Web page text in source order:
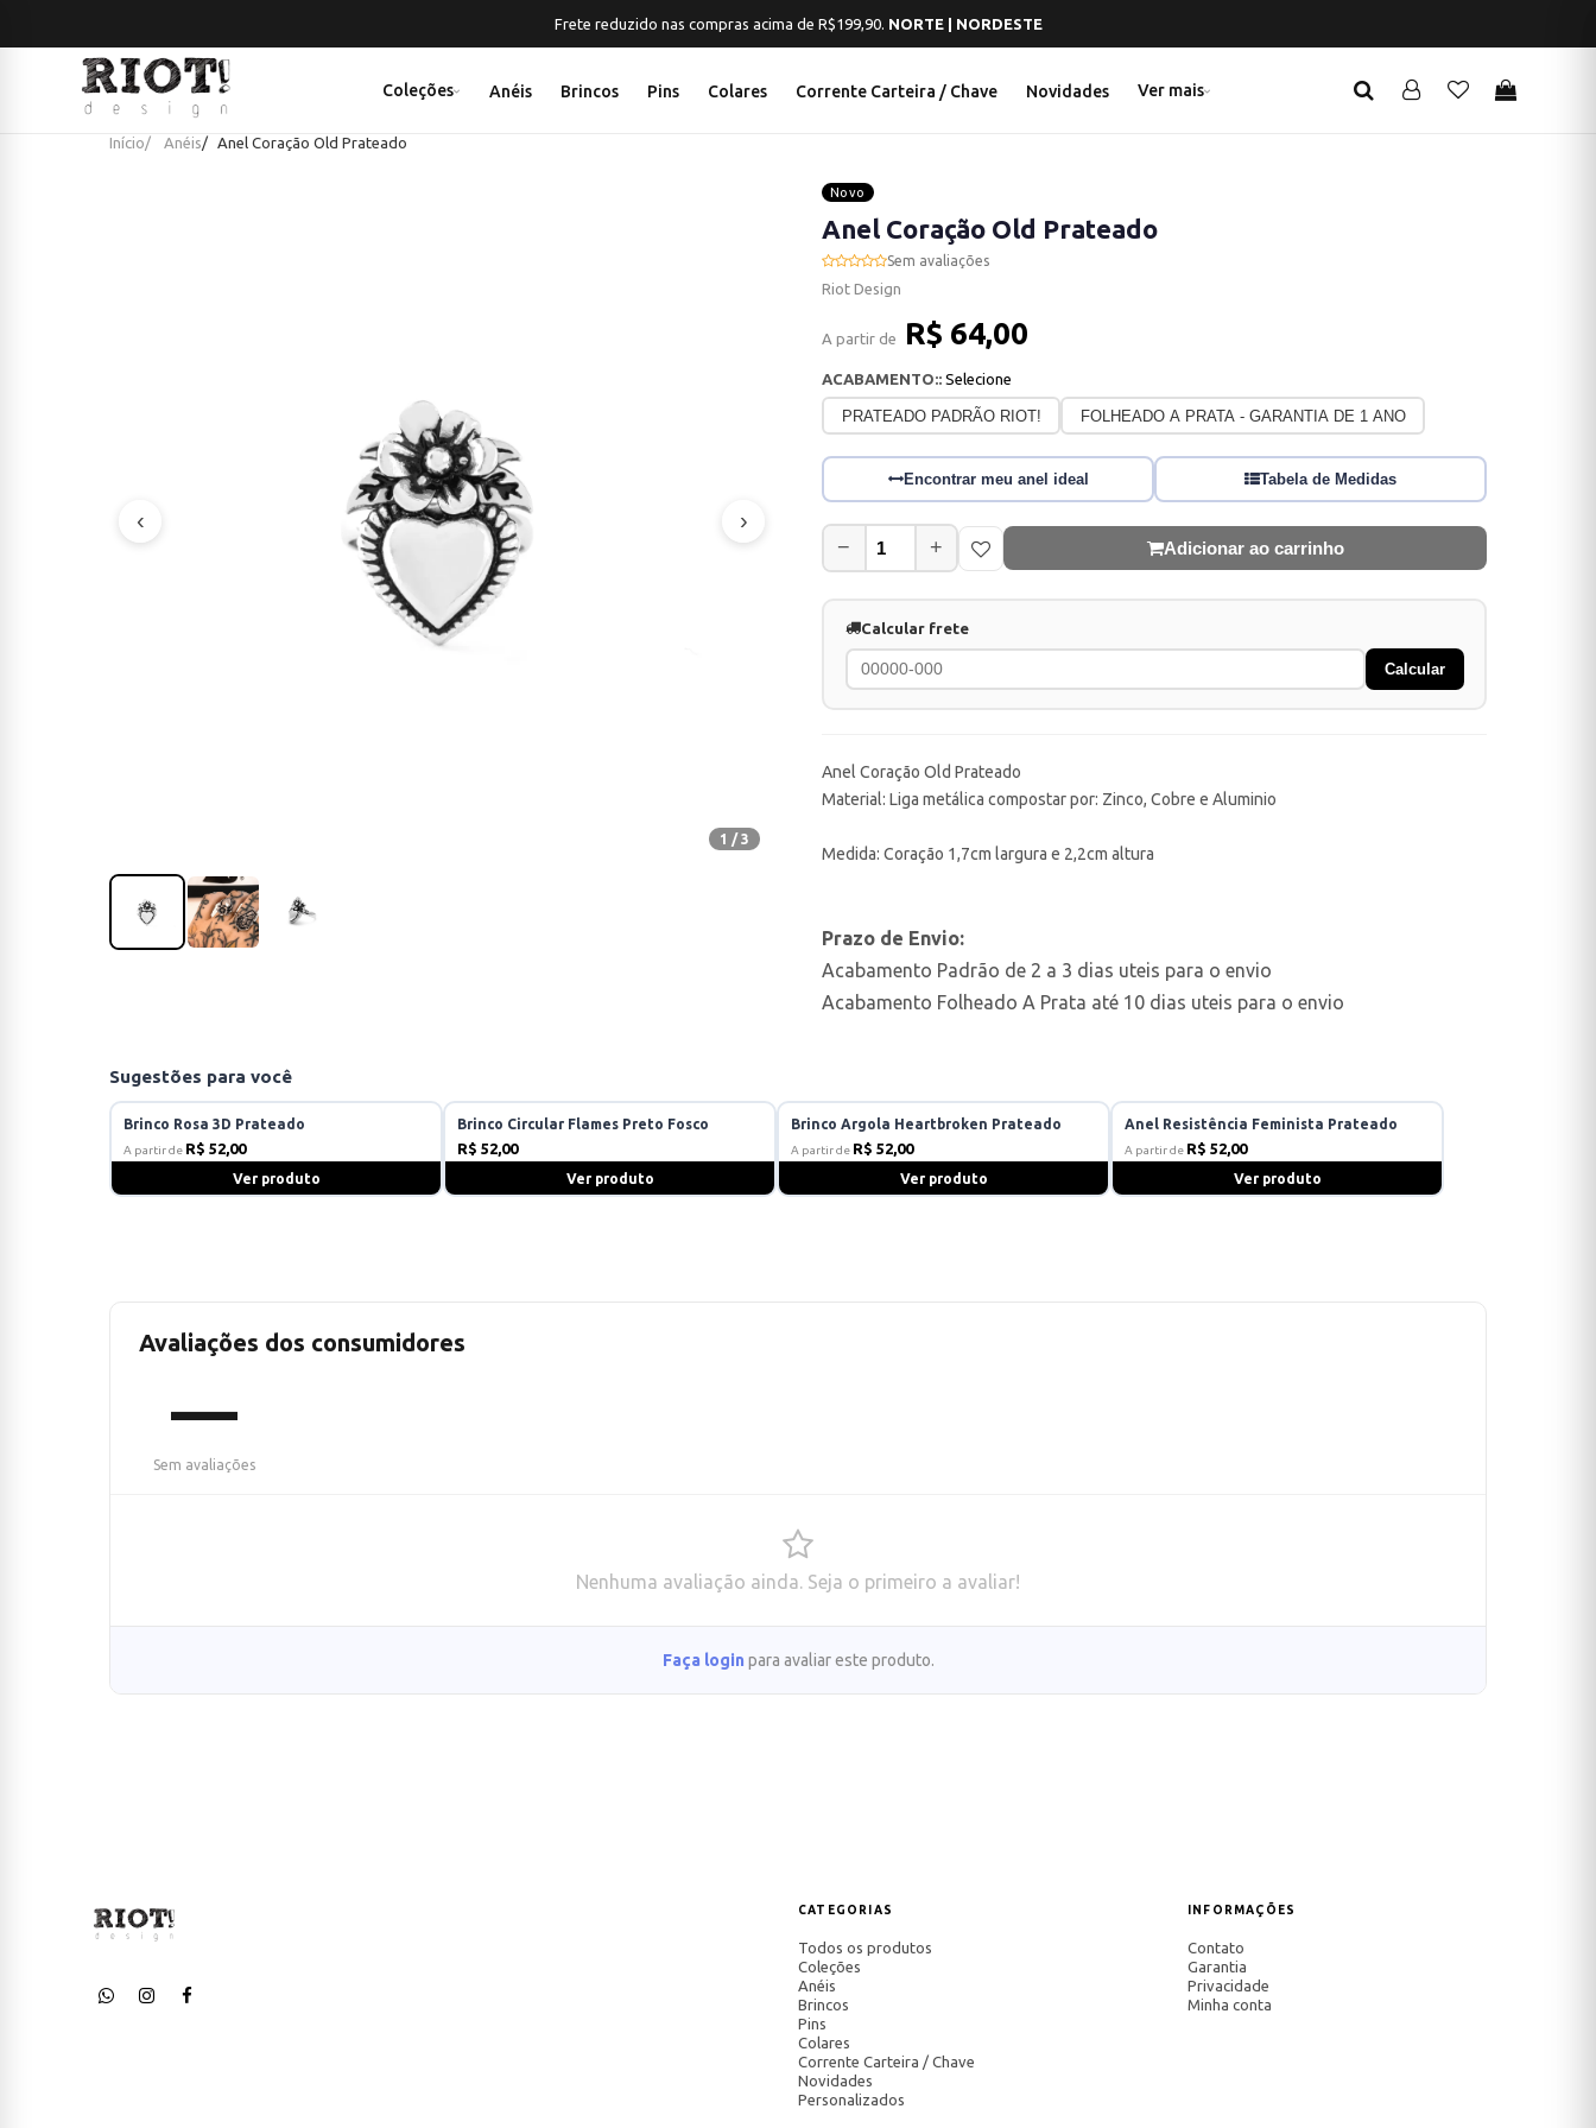
Frete reduzido nas compras acima de R$199,90. NORTE | NORDESTE
Coleções Anéis Brincos Pins Colares Corrente Carteira / Chave Novidades Ver mais
Início Anéis Anel Coração Old Prateado
‹ ›
1 / 3
Novo
Anel Coração Old Prateado
Sem avaliações
Riot Design
A partir de R$ 64,00
ACABAMENTO:: Selecione
PRATEADO PADRÃO RIOT! FOLHEADO A PRATA - GARANTIA DE 1 ANO
Encontrar meu anel ideal Tabela de Medidas
− + Adicionar ao carrinho
Calcular frete
Calcular
Anel Coração Old Prateado
Material: Liga metálica compostar por: Zinco, Cobre e Aluminio
Medida: Coração 1,7cm largura e 2,2cm altura
Prazo de Envio:
Acabamento Padrão de 2 a 3 dias uteis para o envio
Acabamento Folheado A Prata até 10 dias uteis para o envio
Sugestões para você
Brinco Rosa 3D Prateado
A partir de R$ 52,00
Ver produto
Brinco Circular Flames Preto Fosco
R$ 52,00
Ver produto
Brinco Argola Heartbroken Prateado
A partir de R$ 52,00
Ver produto
Anel Resistência Feminista Prateado
A partir de R$ 52,00
Ver produto
Avaliações dos consumidores
—
Sem avaliações
Nenhuma avaliação ainda. Seja o primeiro a avaliar!
Faça login para avaliar este produto.
CATEGORIAS
Todos os produtos
Coleções
Anéis
Brincos
Pins
Colares
Corrente Carteira / Chave
Novidades
Personalizados
INFORMAÇÕES
Contato
Garantia
Privacidade
Minha conta